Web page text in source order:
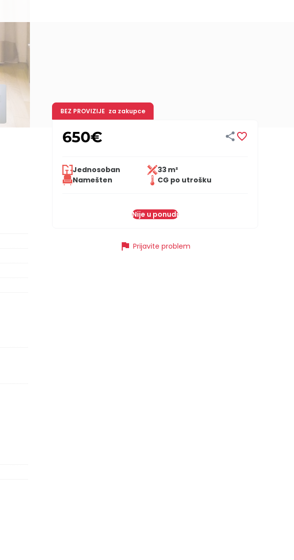
650€  
BEZ PROVIZIJE za zakupce
Jednosoban
33 m²
Namešten
CG po utrošku
Nije u ponudi
flag Prijavite problem